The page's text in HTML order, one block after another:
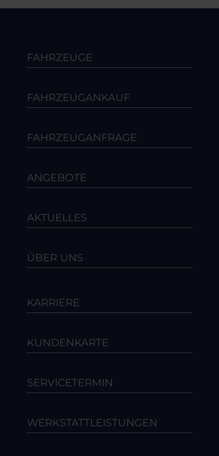
FAHRZEUGE
FAHRZEUGANKAUF
FAHRZEUGANFRAGE
ANGEBOTE
AKTUELLES
ÜBER UNS
KARRIERE
KUNDENKARTE
SERVICETERMIN
WERKSTATTLEISTUNGEN